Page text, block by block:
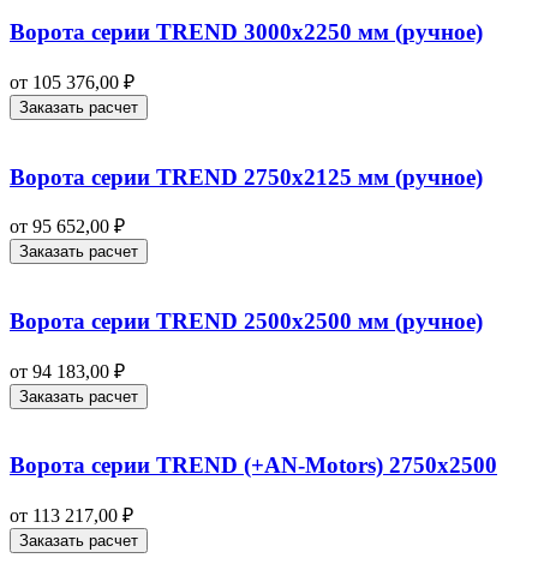
Ворота серии TREND 3000х2250 мм (ручное)
от 105 376,00 ₽
Заказать расчет
Ворота серии TREND 2750х2125 мм (ручное)
от 95 652,00 ₽
Заказать расчет
Ворота серии TREND 2500х2500 мм (ручное)
от 94 183,00 ₽
Заказать расчет
Ворота серии TREND (+AN‑Motors) 2750х2500
от 113 217,00 ₽
Заказать расчет